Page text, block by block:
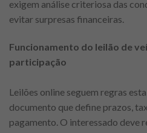
exigem análise criteriosa das
evitar surpresas financeiras.
Funcionamento do leilão de
participação
Leilões online seguem regras
documento que define prazos,
pagamento. O interessado deve